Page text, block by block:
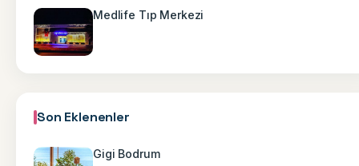
Medlife Tıp Merkezi
Son Eklenenler
Gigi Bodrum